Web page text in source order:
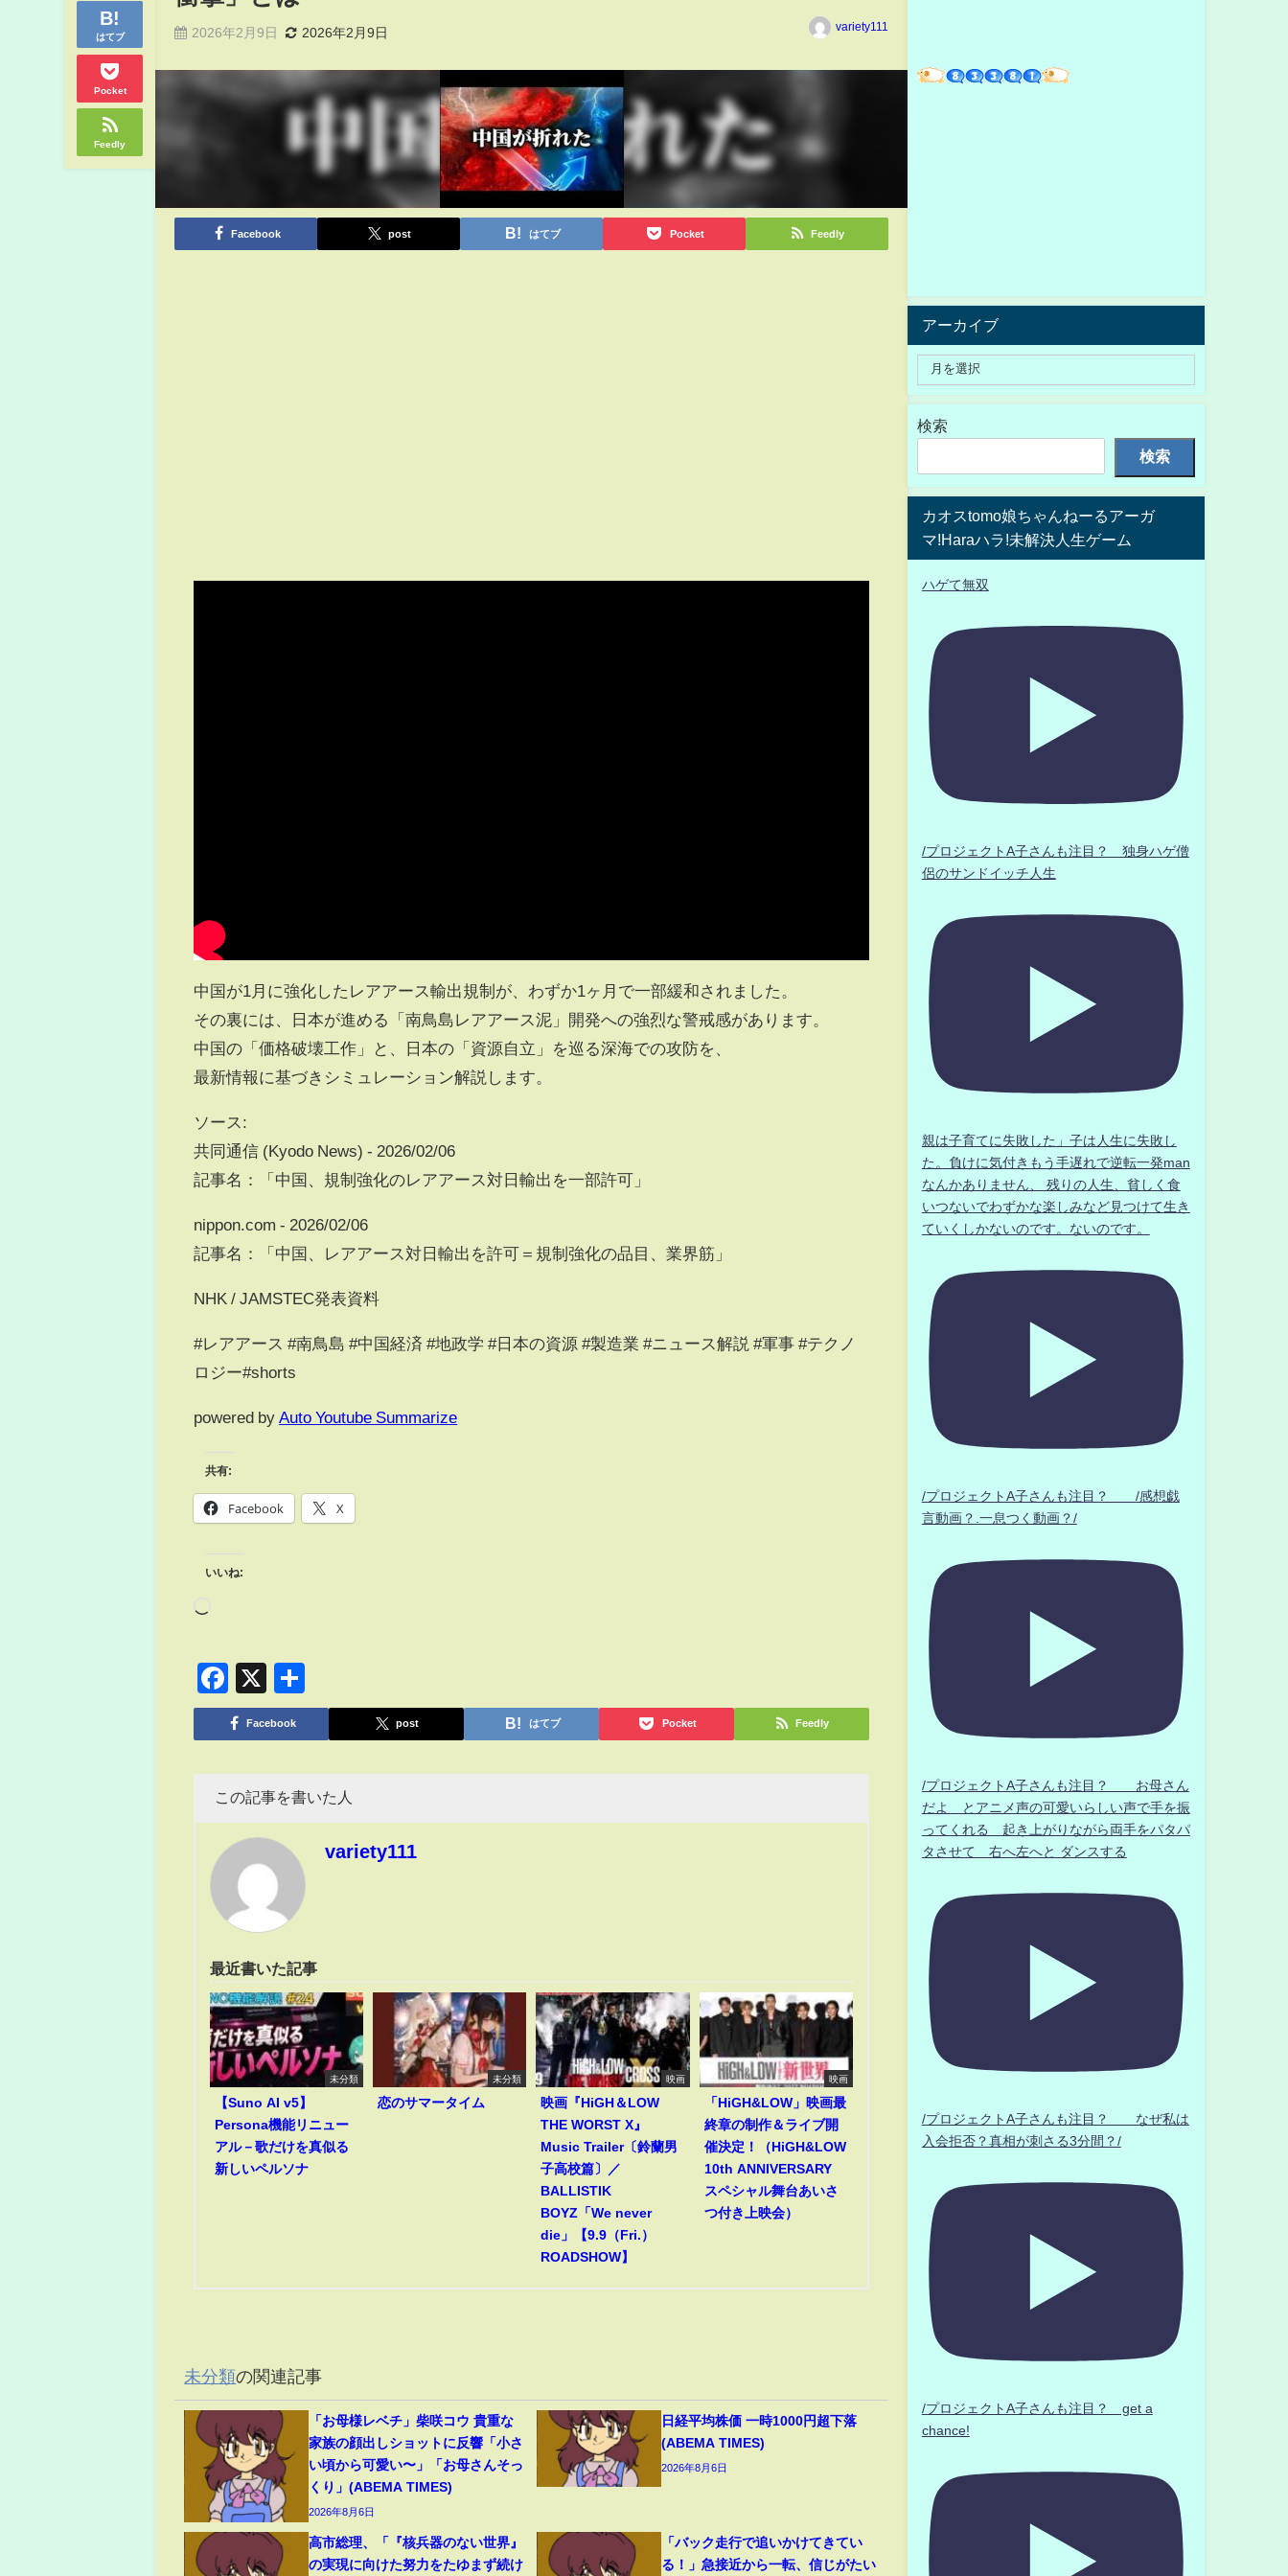
はてブ
Pocket
Feedly
2026年2月9日 2026年2月9日 variety111
Facebook post はてブ Pocket Feedly
中国が1月に強化したレアアース輸出規制が、わずか1ヶ月で一部緩和されました。
その裏には、日本が進める「南鳥島レアアース泥」開発への強烈な警戒感があります。
中国の「価格破壊工作」と、日本の「資源自立」を巡る深海での攻防を、
最新情報に基づきシミュレーション解説します。
ソース:
共同通信 (Kyodo News) - 2026/02/06
記事名：「中国、規制強化のレアアース対日輸出を一部許可」
nippon.com - 2026/02/06
記事名：「中国、レアアース対日輸出を許可＝規制強化の品目、業界筋」
NHK / JAMSTEC発表資料
#レアアース #南鳥島 #中国経済 #地政学 #日本の資源 #製造業 #ニュース解説 #軍事 #テクノ
ロジー#shorts
powered by Auto Youtube Summarize
共有:
Facebook X
いいね:
Facebook
X
有
Facebook post はてブ Pocket Feedly
この記事を書いた人
variety111
最近書いた記事
未分類
【Suno AI v5】
Persona機能リニュー
アル－歌だけを真似る
新しいペルソナ
未分類
恋のサマータイム
映画
映画『HiGH＆LOW
THE WORST X』
Music Trailer〔鈴蘭男
子高校篇〕／
BALLISTIK
BOYZ「We never
die」【9.9（Fri.）
ROADSHOW】
映画
「HiGH&LOW」映画最
終章の制作＆ライブ開
催決定！（HiGH&LOW
10th ANNIVERSARY
スペシャル舞台あいさ
つ付き上映会）
未分類の関連記事
「お母様レベチ」柴咲コウ 貴重な
家族の顔出しショットに反響「小さ
い頃から可愛い〜」「お母さんそっ
くり」(ABEMA TIMES)
2026年8月6日
日経平均株価 一時1000円超下落
(ABEMA TIMES)
2026年8月6日
高市総理、「『核兵器のない世界』
の実現に向けた努力をたゆまず続け
「バック走行で追いかけてきてい
る！」急接近から一転、信じがたい
アーカイブ
検索
検索
カオスtomo娘ちゃんねーるアーガ
マ!Haraハラ!未解決人生ゲーム
ハゲて無双
/プロジェクトA子さんも注目？ 独身ハゲ僧
侶のサンドイッチ人生
親は子育てに失敗した」子は人生に失敗し
た。負けに気付きもう手遅れで逆転一発man
なんかありません、 残りの人生、貧しく食
いつないでわずかな楽しみなど見つけて生き
ていくしかないのです。ないのです。
/プロジェクトA子さんも注目？ /感想戯
言動画？.一息つく動画？/
/プロジェクトA子さんも注目？ お母さん
だよ とアニメ声の可愛いらしい声で手を振
ってくれる 起き上がりながら両手をパタパ
タさせて 右へ左へと ダンスする
/プロジェクトA子さんも注目？ なぜ私は
入会拒否？真相が刺さる3分間？/
/プロジェクトA子さんも注目？ get a
chance!